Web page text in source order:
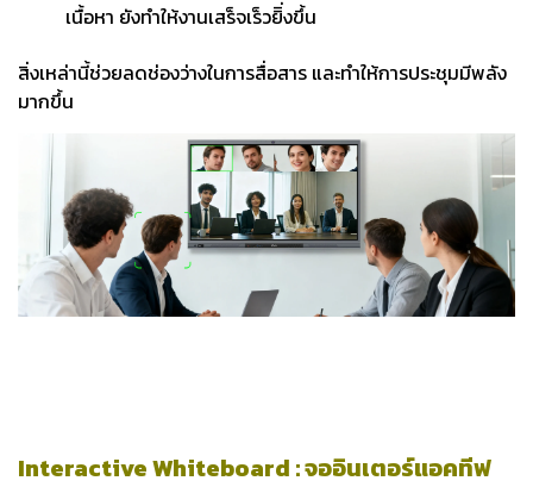
เนื้อหา ยังทำให้งานเสร็จเร็วยิิ่งขึ้น
สิ่งเหล่านี้ช่วยลดช่องว่างในการสื่อสาร และทำให้การประชุมมีพลัง
มากขึ้น
Interactive Whiteboard : จออินเตอร์แอคทีฟ